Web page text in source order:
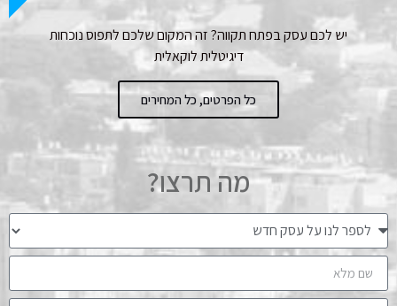
יש לכם עסק בפתח תקווה? זה המקום שלכם לתפוס נוכחות
דיגיטלית לוקאלית
כל הפרטים, כל המחירים
מה תרצו?